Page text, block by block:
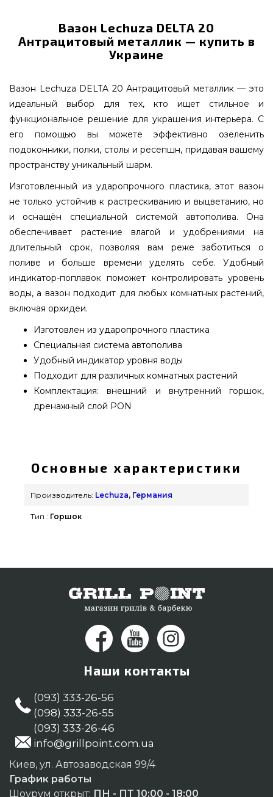
Вазон Lechuza DELTA 20
Антрацитовый металлик — купить в
Украине
Вазон Lechuza DELTA 20 Антрацитовый металлик — это
идеальный выбор для тех, кто ищет стильное и
функциональное решение для украшения интерьера. С
его помощью вы можете эффективно озеленить
подоконники, полки, столы и ресепшн, придавая вашему
пространству уникальный шарм.
Изготовленный из ударопрочного пластика, этот вазон
не только устойчив к растрескиванию и выцветанию, но
и оснащён специальной системой автополива. Она
обеспечивает растение влагой и удобрениями на
длительный срок, позволяя вам реже заботиться о
поливе и больше времени уделять себе. Удобный
индикатор-поплавок поможет контролировать уровень
воды, а вазон подходит для любых комнатных растений,
включая орхидеи.
Изготовлен из ударопрочного пластика
Специальная система автополива
Удобный индикатор уровня воды
Подходит для различных комнатных растений
Комплектация: внешний и внутренний горшок,
дренажный слой PON
надежного бренда Lechuza, Германия по
доступной стоимости всего 2 689 грн. в каталоге
интернет магазина грилей и мангалов
Вазоны и горшки для цветов в интернет
334-76-95 и мы посоветуем Вам покупателям
Подольский
Основные характеристики
Производитель: Lechuza, Германия
Тип : Горшок
Наши контакты
(093) 333-26-56
(098) 333-26-55
(093) 333-26-46
info@grillpoint.com.ua
Киев, ул. Автозаводская 99/4
График работы
Шоурум открыт: ПН - ПТ 10:00 - 18:00